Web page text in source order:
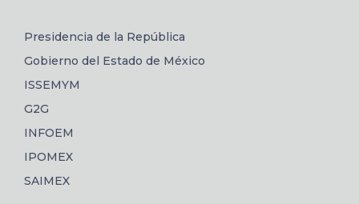
Presidencia de la República
Gobierno del Estado de México
ISSEMYM
G2G
INFOEM
IPOMEX
SAIMEX